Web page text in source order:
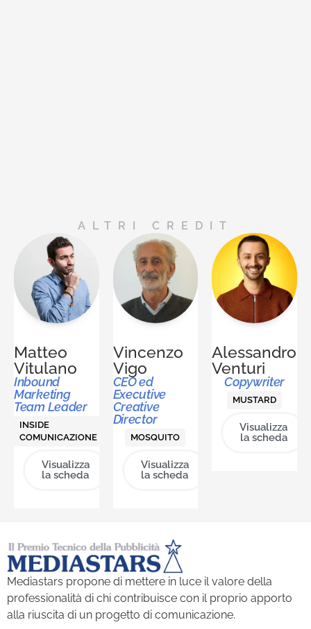
ALTRI CREDIT
Matteo
Vitulano
Inbound
Marketing
Team Leader
INSIDE
COMUNICAZIONE
Visualizza
la scheda
Vincenzo
Vigo
CEO ed
Executive
Creative
Director
MOSQUITO
Visualizza
la scheda
Alessandro
Venturi
Copywriter
MUSTARD
Visualizza
la scheda
Mediastars propone di mettere in luce il valore della
professionalità di chi contribuisce con il proprio apporto
alla riuscita di un progetto di comunicazione.